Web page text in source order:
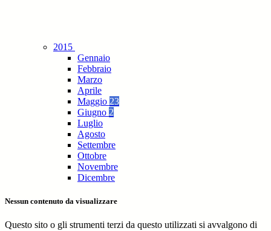
2015
Gennaio
Febbraio
Marzo
Aprile
Maggio 23
Giugno 2
Luglio
Agosto
Settembre
Ottobre
Novembre
Dicembre
Nessun contenuto da visualizzare
Questo sito o gli strumenti terzi da questo utilizzati si avvalgono di